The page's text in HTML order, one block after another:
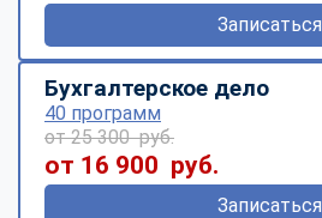
Записаться
Бухгалтерское дело
40 программ
от 25 300 руб.
от 16 900 руб.
Записаться